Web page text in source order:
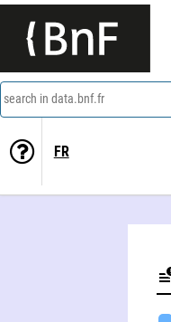
search in data.bnf.fr
FR